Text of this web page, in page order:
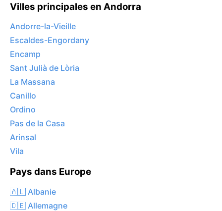
Villes principales en Andorra
Andorre-la-Vieille
Escaldes-Engordany
Encamp
Sant Julià de Lòria
La Massana
Canillo
Ordino
Pas de la Casa
Arinsal
Vila
Pays dans Europe
🇦🇱 Albanie
🇩🇪 Allemagne